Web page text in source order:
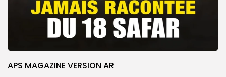
APS MAGAZINE VERSION AR